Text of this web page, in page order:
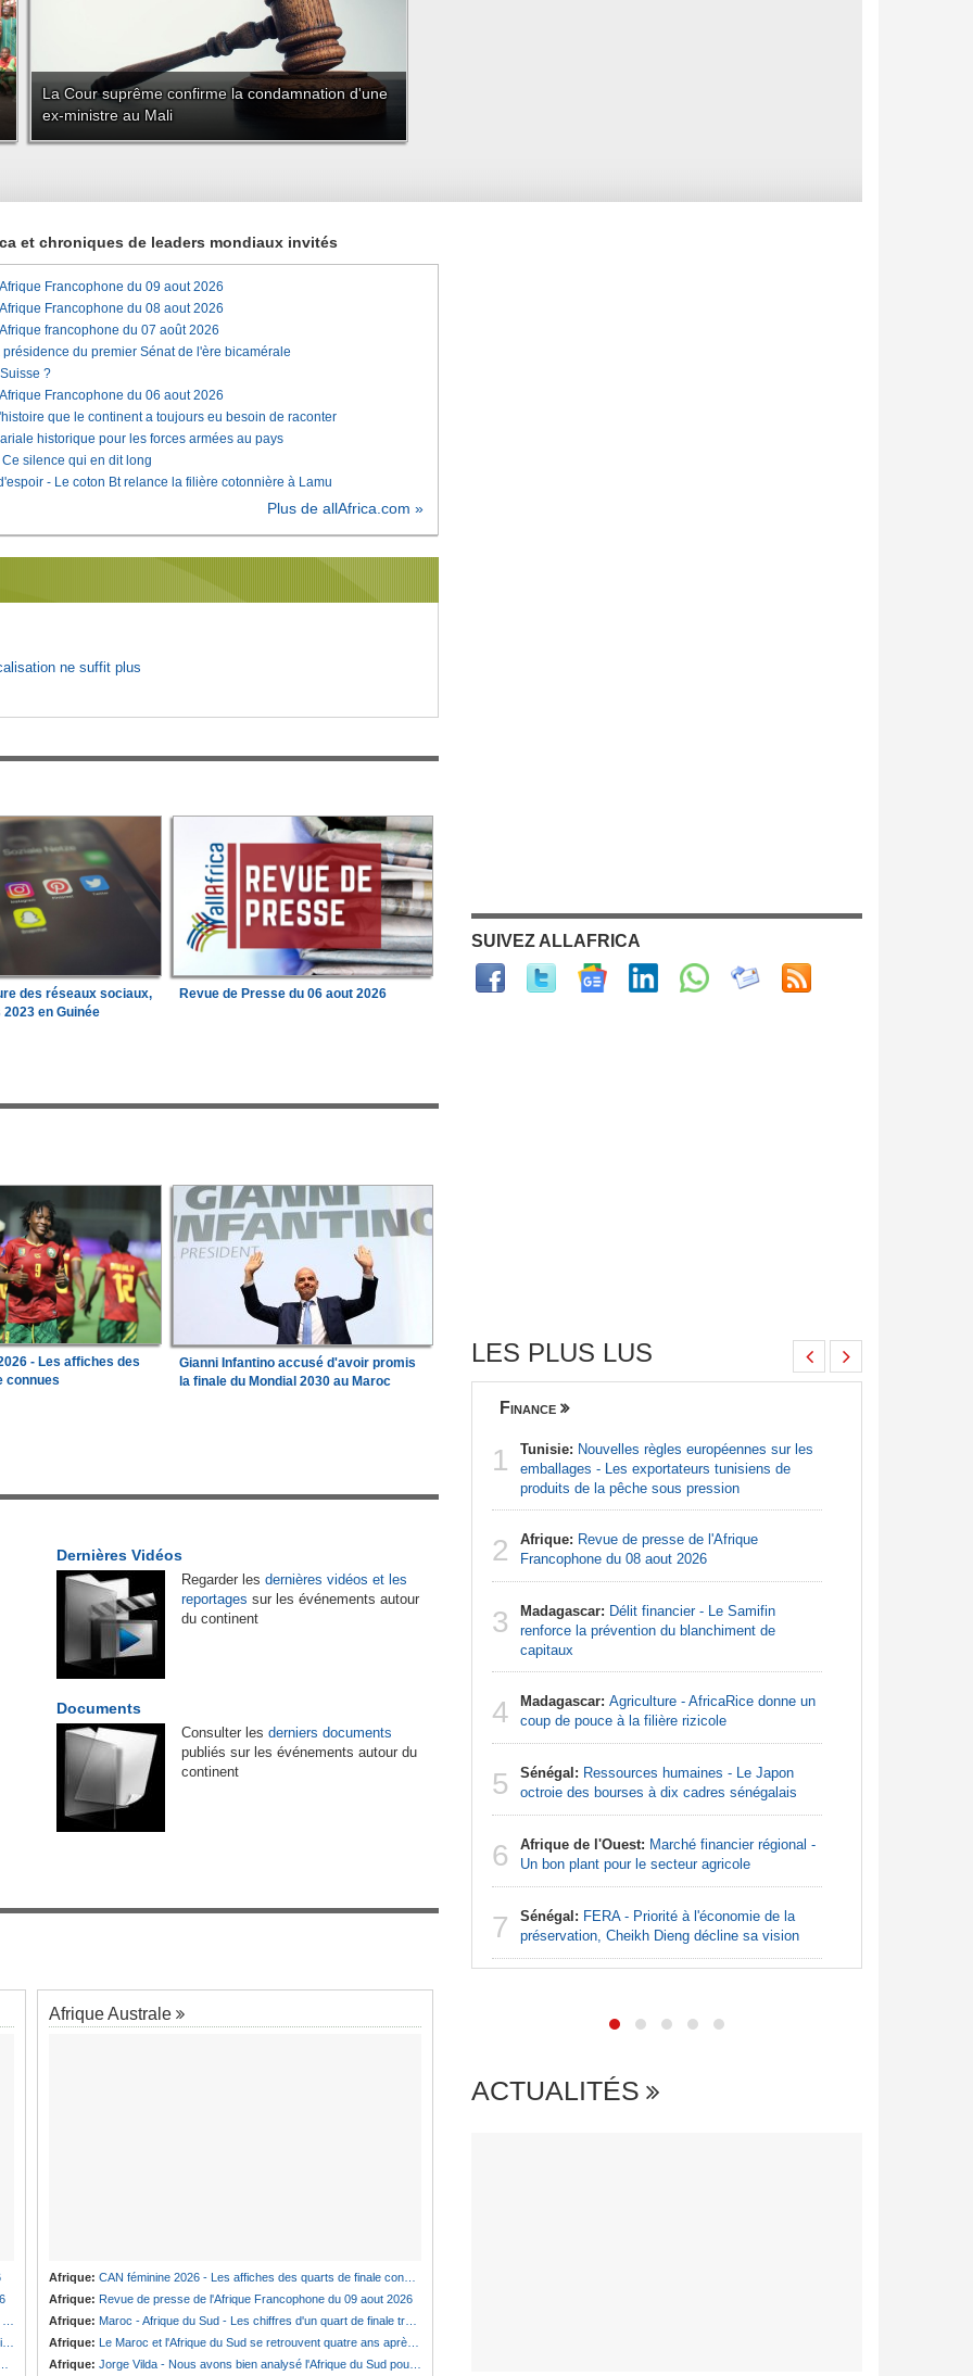
La Cour suprême confirme la condamnation d'une
ex-ministre au Mali
et chroniques de leaders mondiaux invités
Francophone du 09 aout 2026
Francophone du 08 aout 2026
francophone du 07 août 2026
présidence du premier Sénat de l'ère bicamérale
?
Francophone du 06 aout 2026
que le continent a toujours eu besoin de raconter
historique pour les forces armées au pays
silence qui en dit long
- Le coton Bt relance la filière cotonnière à Lamu
Plus de allAfrica.com »
ne suffit plus
des réseaux sociaux,
2023 en Guinée
Revue de Presse du 06 aout 2026
- Les affiches des
connues
Gianni Infantino accusé d'avoir promis
la finale du Mondial 2030 au Maroc
Dernières Vidéos
Regarder les dernières vidéos et les
reportages sur les événements autour
du continent
Documents
Consulter les derniers documents
publiés sur les événements autour du
continent
Afrique Australe
Afrique: CAN féminine 2026 - Les affiches des quarts de finale connues
Afrique: Revue de presse de l'Afrique Francophone du 09 aout 2026
Afrique: Maroc - Afrique du Sud - Les chiffres d'un quart de finale très attendu
Afrique: Le Maroc et l'Afrique du Sud se retrouvent quatre ans après la finale
Afrique: Jorge Vilda - Nous avons bien analysé l'Afrique du Sud pour aller chercher la victoire
SUIVEZ ALLAFRICA
LES PLUS LUS
les
2
place de Biya
3 Cameroun:
Olive Ngobo Elok confirme les
accusations d'Effoudou
Tunisie:
emballages - Les exportateurs tunisiens de
produits de la pêche sous pression
5 Madagascar:Tourisme - Le Canada donne un
coup de main
Afrique:Maroc - Afrique du Sud - Les chiffres
Finance
1 Tunisie: Nouvelles règles européennes sur les
emballages - Les exportateurs tunisiens de
produits de la pêche sous pression
2 Afrique: Revue de presse de l'Afrique
Francophone du 08 aout 2026
3 Madagascar: Délit financier - Le Samifin
renforce la prévention du blanchiment de
capitaux
4 Madagascar: Agriculture - AfricaRice donne un
coup de pouce à la filière rizicole
5 Sénégal: Ressources humaines - Le Japon
octroie des bourses à dix cadres sénégalais
6 Afrique de l'Ouest: Marché financier régional -
Un bon plant pour le secteur agricole
7 Sénégal: FERA - Priorité à l'économie de la
préservation, Cheikh Dieng décline sa vision
ACTUALITÉS